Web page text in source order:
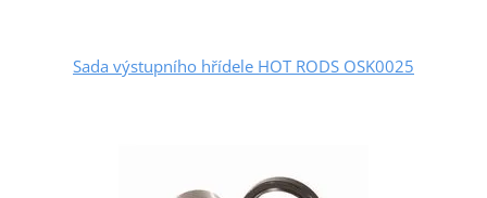
Sada výstupního hřídele HOT RODS OSK0025